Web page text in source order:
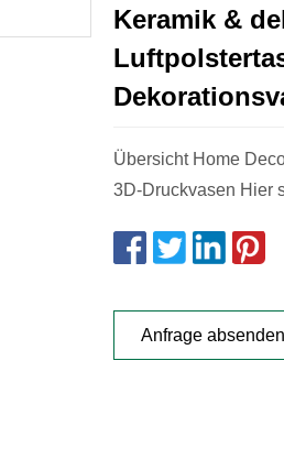
Keramik &
Übersicht Home
3D-Druckvasen Hier
Anfrage absenden